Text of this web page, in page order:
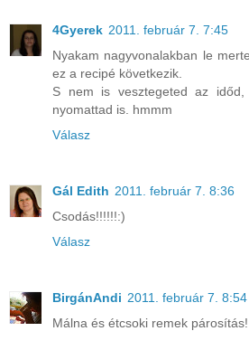
4Gyerek 2011. február 7. 7:45
Nyakam nagyvonalakban le
ez a recipé következik.
S nem is vesztegeted az
nyomattad is. hmmm
Válasz
Gál Edith 2011. február 7. 8:36
Csodás!!!!!!:)
Válasz
BirgánAndi 2011. február 7. 8:54
Málna és étcsoki remek párosítás!